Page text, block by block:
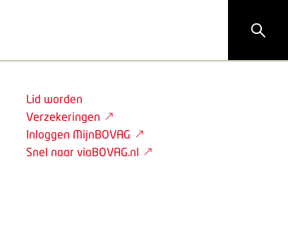
Lid worden
Verzekeringen
Inloggen MijnBOVAG
Snel naar viaBOVAG.nl